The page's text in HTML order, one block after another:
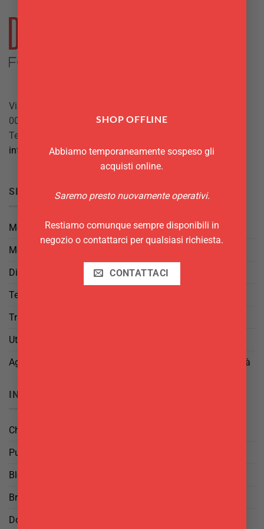
SHOP OFFLINE
Abbiamo temporaneamente sospeso gli
acquisti online.
Saremo presto nuovamente operativi.
Restiamo comunque sempre disponibili in
negozio o contattarci per qualsiasi richiesta.
CONTATTACI
Via Giuseppe Mazzini, 10
00042 Anzio (RM)
Tel.
info@delgattoforniture.it
SICUREZZA
Metodi di Pagamento
Metodi di Spedizione
Diritto di Reso
Termini e Condizioni
Trattamento dei Dati
Utilizzo di cookies
Aggiorna le tue preferenze di tracciamento della pubblicità
INFO
Chi Siamo
Punti Vendita
Blog
Brand
Domande frequenti